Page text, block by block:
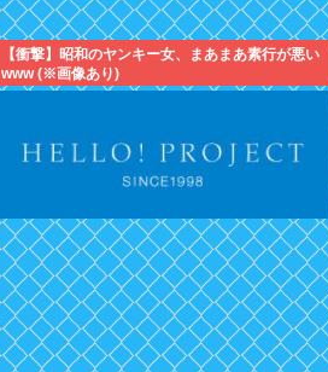
【衝撃】昭和のヤンキー女、まあまあ素行が悪い
www (※画像あり)